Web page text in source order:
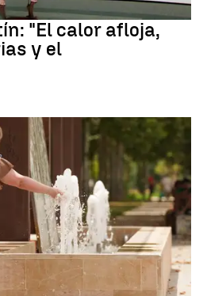
"El calor afloja,
y el